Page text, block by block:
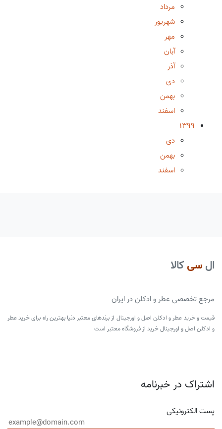
مرداد
شهریور
مهر
آبان
آذر
دی
بهمن
اسفند
1399
دی
بهمن
اسفند
ال سی کالا
مرجع تخصصی عطر و ادکلن در ایران
قیمت و خرید عطر و ادکلن اصل و اورجینال از برندهای معتبر دنیا بهترین راه برای خرید عطر
و ادکلن اصل و اورجینال خرید از فروشگاه معتبر است
اشتراک در خبرنامه
پست الکترونیکی